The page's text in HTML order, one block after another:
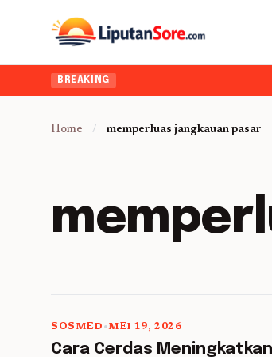
BREAKING
Home / memperluas jangkauan pasar
SOSMED •MEI 19, 2026
Cara Cerdas Meningkatkan